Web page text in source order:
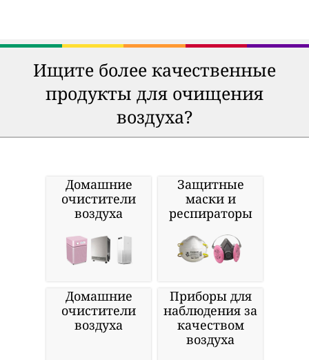
Ищите более качественные
продукты для очищения
воздуха?
Домашние
очистители
воздуха
Защитные
маски и
респираторы
Домашние
очистители
воздуха
Приборы для
наблюдения за
качеством
воздуха